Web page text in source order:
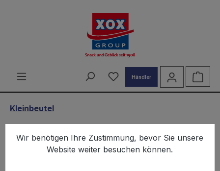
Du hast 0 Produkte auf
Händler
Kleinbeutel
XOX Snackbox Karneval - 80
Kleinbeutel - Wurfmaterial
Wir benötigen Ihre Zustimmung, bevor Sie unsere
Website weiter besuchen können.